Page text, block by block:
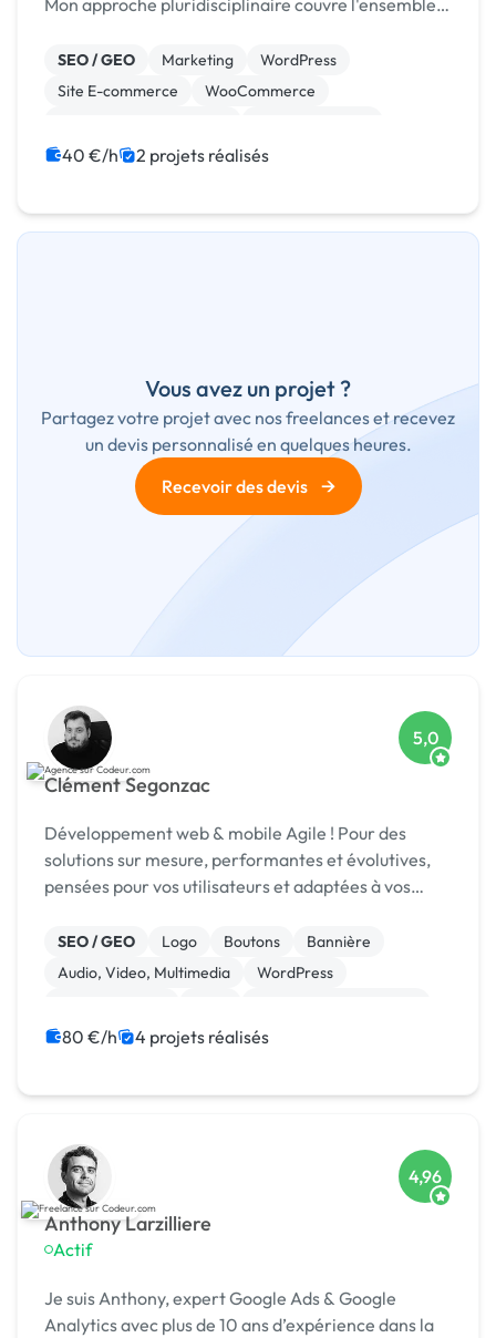
Mon approche pluridisciplinaire couvre l'ensemble
à la promotion de votre entreprise. 👍
Compétences Clé...
SEO / GEO Marketing
WordPress
Site E-commerce
WooCommerce
Site clé en main
CAO Motion design
40 €/h 2 projets réalisés
Vous avez un projet ?
Partagez votre projet avec nos freelances et recevez
un devis personnalisé en quelques heures.
Recevoir des devis
→
Clément Segonzac
5,0
Développement web & mobile Agile ! Pour des
solutions sur mesure, performantes et évolutives,
pensées pour vos utilisateurs et adaptées à vos
SEO / GEO Logo Boutons
Bannière
Audio, Video, Multimedia
WordPress
Migration ou refonte de site
80 €/h 4 projets réalisés
Anthony Larzilliere
Actif
4,96
Je suis Anthony, expert Google Ads & Google
Analytics avec plus de 10 ans d’expérience dans la